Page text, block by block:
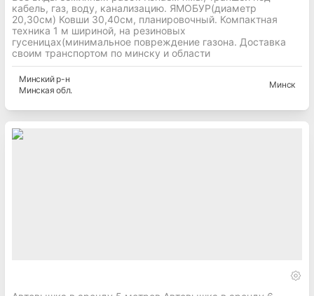
кабель, газ, воду, канализацию. ЯМОБУР(диаметр
20,30см) Ковши 30,40см, планировочный. Компактная
техника 1 м шириной, на резиновых
гусеницах(минимальное повреждение газона. Доставка
своим транспортом по минску и области
Минскийр-н
Минская обл.
Минск